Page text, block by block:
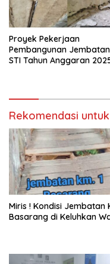
Proyek Pekerjaan
Pembangunan
STI Tahun Anggaran
Rekomendasi
Miris ! Kondisi Jembatan
Basarang di Keluhkan